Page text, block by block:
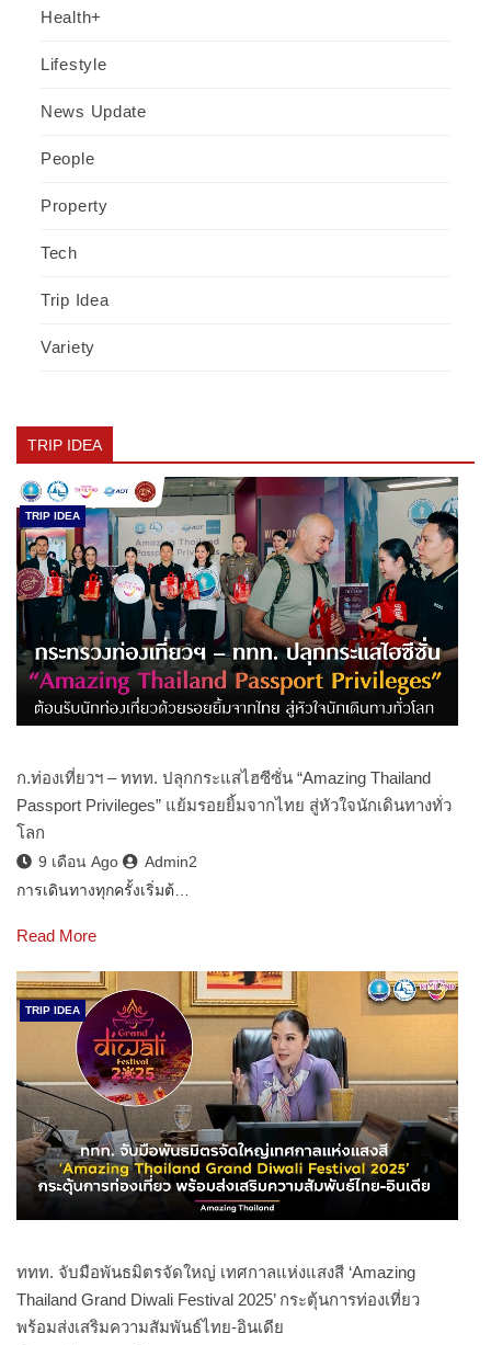
Health+
Lifestyle
News Update
People
Property
Tech
Trip Idea
Variety
TRIP IDEA
TRIP IDEA
ก.ท่องเที่ยวฯ – ททท. ปลุกกระแสไฮซีซั่น “Amazing Thailand
Passport Privileges” แย้มรอยยิ้มจากไทย สู่หัวใจนักเดินทางทั่ว
โลก
9 เดือน Ago
Admin2
การเดินทางทุกครั้งเริ่มต้…
Read More
TRIP IDEA
ททท. จับมือพันธมิตรจัดใหญ่ เทศกาลแห่งแสงสี ‘Amazing
Thailand Grand Diwali Festival 2025’ กระตุ้นการท่องเที่ยว
พร้อมส่งเสริมความสัมพันธ์ไทย-อินเดีย